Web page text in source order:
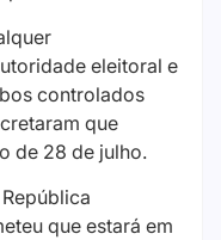
eleitoral e
controlados
que
de 28 de julho.
que estará em